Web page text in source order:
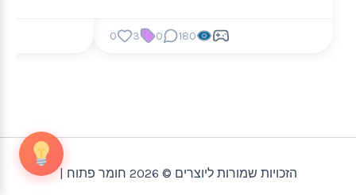
180
0
3
0
הזכויות שמורות ליוצרים © 2026 חומר פתוח |